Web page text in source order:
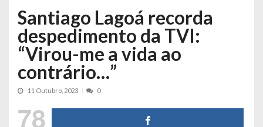
Santiago Lagoá recorda
despedimento da TVI:
“Virou-me a vida ao
contrário…”
11 Outubro, 2023 0
78